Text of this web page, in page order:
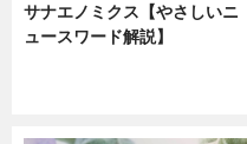
サナエノミクス【やさしいニ
ュースワード解説】